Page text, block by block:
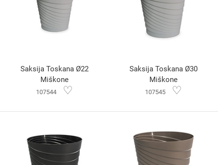
Saksija Toskana Ø22
Miškone
107544 ♡
Saksija Toskana Ø30
Miškone
107545 ♡